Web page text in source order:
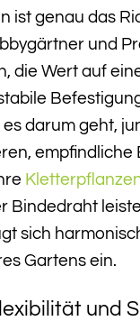
ist genau das
und
die Wert auf
es darum geht,
empfindliche
Bindedraht
sich
Gartens ein.
und